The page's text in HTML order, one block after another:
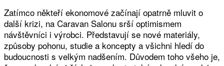
Zatímco někteří ekonomové začínají opatrně mluvit o
další krizi, na Caravan Salonu srší optimismem
návštěvníci i výrobci. Představují se nové materiály,
způsoby pohonu, studie a koncepty a všichni hledí do
budoucnosti s velkým nadšením. Důvodem toho všeho je,